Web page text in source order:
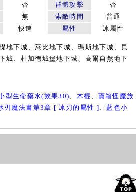
否 群體攻擊
否
無 索敵時間
普通
快速 屬性 冰屬性
地下城、萊比地下城、瑪斯地下城、貝
城、杜加德城堡地下城、高爾自然地下
型生命藥水(效果30)、 木棍、 寶箱怪魔族
刃魔法書第3章 [ 冰刃的屬性 ]、藍色小